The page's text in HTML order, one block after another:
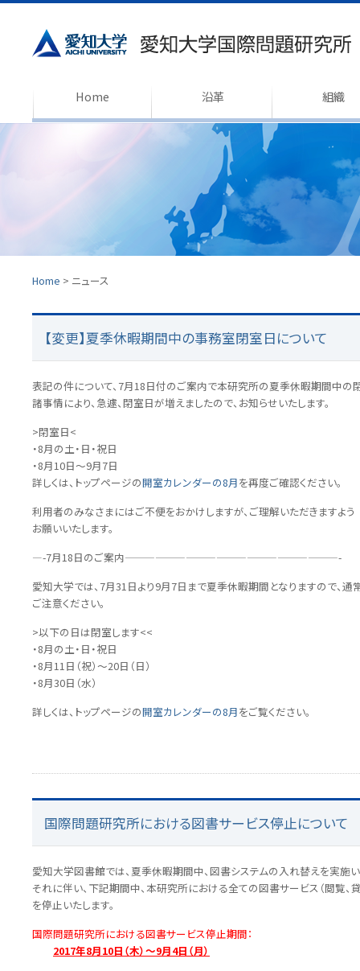
Home 沿革 組織
Home > ニュース
【変更】夏季休暇期間中の事務室閉室日について
表記の件について、7月18日付のご案内で本研究所の夏季休暇期間中の
諸事情により、急遽、閉室日が増えましたので、お知らせいたします。
>閉室日<
・8月の土・日・祝日
・8月10日～9月7日
詳しくは、トップページの開室カレンダーの8月を再度ご確認ください。
利用者のみなさまにはご不便をおかけしますが、ご理解いただきますよう
お願いいたします。
—-7月18日のご案内—————————————————————-
愛知大学では、7月31日より9月7日まで夏季休暇期間となりますので、通
ご注意ください。
>以下の日は閉室します<<
・8月の土・日・祝日
・8月11日（祝）～20日（日）
・8月30日（水）
詳しくは、トップページの開室カレンダーの8月をご覧ください。
国際問題研究所における図書サービス停止について
愛知大学図書館では、夏季休暇期間中、図書システムの入れ替えを実施い
それに伴い、下記期間中、本研究所における全ての図書サービス（閲覧、
を停止いたします。
国際問題研究所における図書サービス停止期間：
2017年8月10日（木）～9月4日（月）